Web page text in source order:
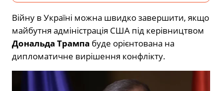
Війну в Україні можна швидко завершити, якщо
майбутня адміністрація США під керівництвом
Дональда Трампа буде орієнтована на
дипломатичне вирішення конфлікту.